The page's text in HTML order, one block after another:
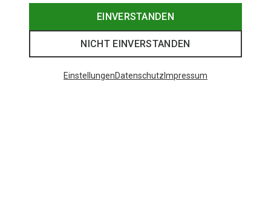
EINVERSTANDEN
NICHT EINVERSTANDEN
EinstellungenDatenschutz Impressum